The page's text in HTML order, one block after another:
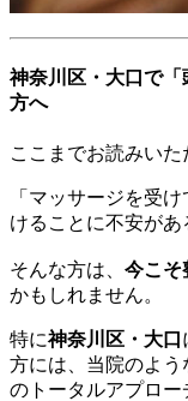
神奈川区・大口で
方へ
ここまでお読みいた
「マッサージを受
けることに不安があ
そんな方は、 今こそ
かもしれません。
特に神奈川区・大口
方には、当院のよう
のトータルアプロー